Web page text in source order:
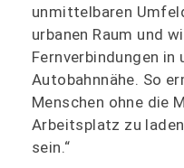
unmittelbaren
urbanen Raum und
Fernverbindungen
Autobahnnähe. So
Menschen ohne die
Arbeitsplatz zu
sein.“